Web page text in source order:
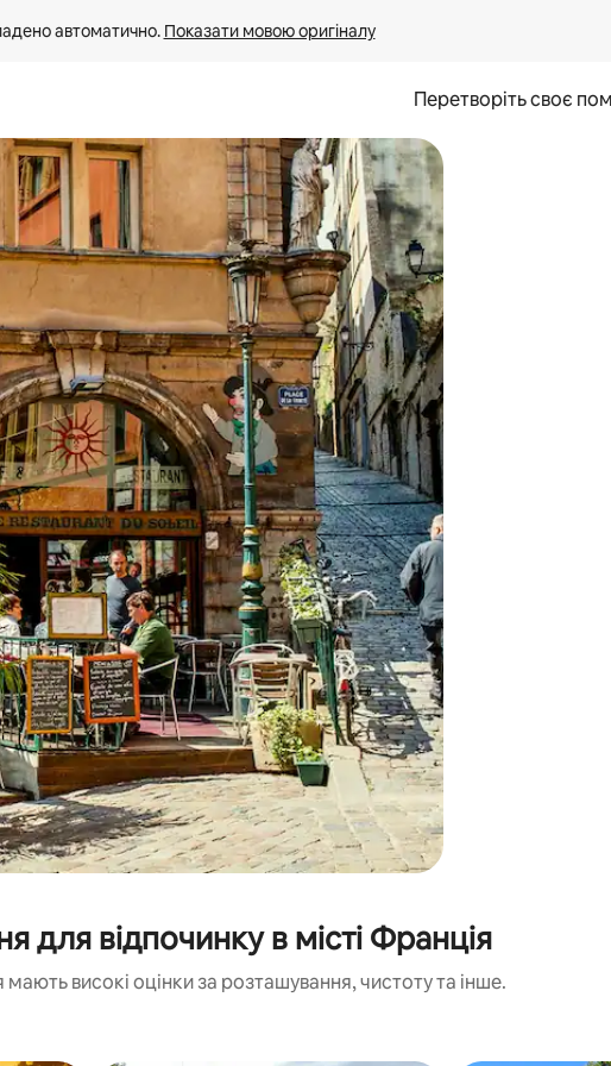
автоматично. Показати мовою оригіналу
Перетворіть своє
зі стрілками вгору та вниз або жести дотику та гортання.
для відпочинку в місті Франція
високі оцінки за розташування, чистоту та інше.